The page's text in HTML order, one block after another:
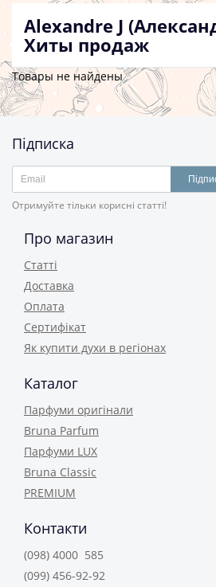
Alexandre J
Хиты продаж
Товары не найдены
Підписка
Отримуйте тільки корисні статті!
Про магазин
Статті
Доставка
Оплата
Сертифікат
Як купити духи в регіонах
Каталог
Парфуми оригінали
Bruna Parfum
Парфуми LUX
Bruna Classic
PREMIUM
Контакти
(098) 4000 585
(099) 456-92-92